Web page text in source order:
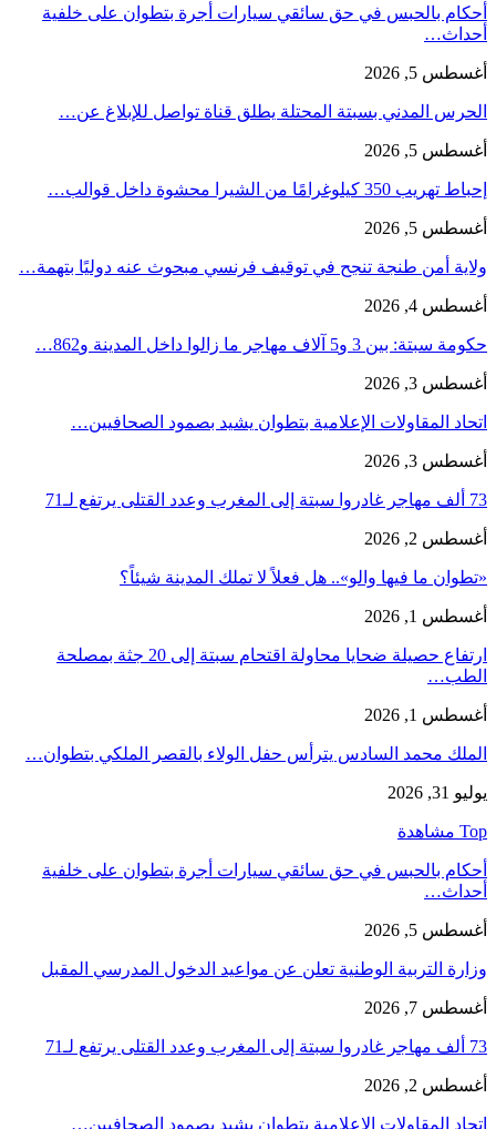
أحكام بالحبس في حق سائقي سيارات أجرة بتطوان على خلفية
أحداث…
أغسطس 5, 2026
الحرس المدني بسبتة المحتلة يطلق قناة تواصل للإبلاغ عن…
أغسطس 5, 2026
إحباط تهريب 350 كيلوغرامًا من الشيرا محشوة داخل قوالب…
أغسطس 5, 2026
ولاية أمن طنجة تنجح في توقيف فرنسي مبحوث عنه دوليًا بتهمة…
أغسطس 4, 2026
حكومة سبتة: بين 3 و5 آلاف مهاجر ما زالوا داخل المدينة و862…
أغسطس 3, 2026
اتحاد المقاولات الإعلامية بتطوان يشيد بصمود الصحافيين…
أغسطس 3, 2026
73 ألف مهاجر غادروا سبتة إلى المغرب وعدد القتلى يرتفع لـ71
أغسطس 2, 2026
«تطوان ما فيها والو».. هل فعلاً لا تملك المدينة شيئاً؟
أغسطس 1, 2026
ارتفاع حصيلة ضحايا محاولة اقتحام سبتة إلى 20 جثة بمصلحة
الطب…
أغسطس 1, 2026
الملك محمد السادس يترأس حفل الولاء بالقصر الملكي بتطوان…
يوليو 31, 2026
Top مشاهدة
أحكام بالحبس في حق سائقي سيارات أجرة بتطوان على خلفية
أحداث…
أغسطس 5, 2026
وزارة التربية الوطنية تعلن عن مواعيد الدخول المدرسي المقبل
أغسطس 7, 2026
73 ألف مهاجر غادروا سبتة إلى المغرب وعدد القتلى يرتفع لـ71
أغسطس 2, 2026
اتحاد المقاولات الإعلامية بتطوان يشيد بصمود الصحافيين…